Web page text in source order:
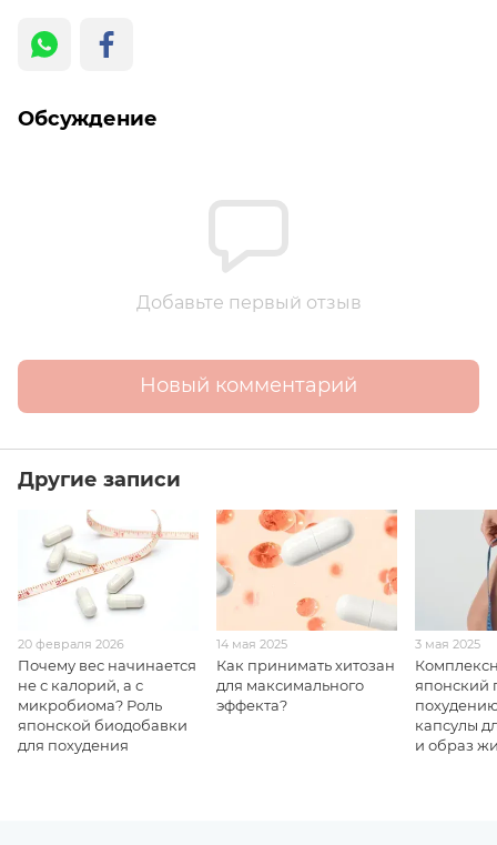
Обсуждение
Добавьте первый отзыв
Новый комментарий
Другие записи
20 февраля 2026
Почему вес начинается
не с калорий, а с
микробиома? Роль
японской биодобавки
для похудения
14 мая 2025
Как принимать хитозан
для максимального
эффекта?
3 мая 2025
японский
капсулы
и образ